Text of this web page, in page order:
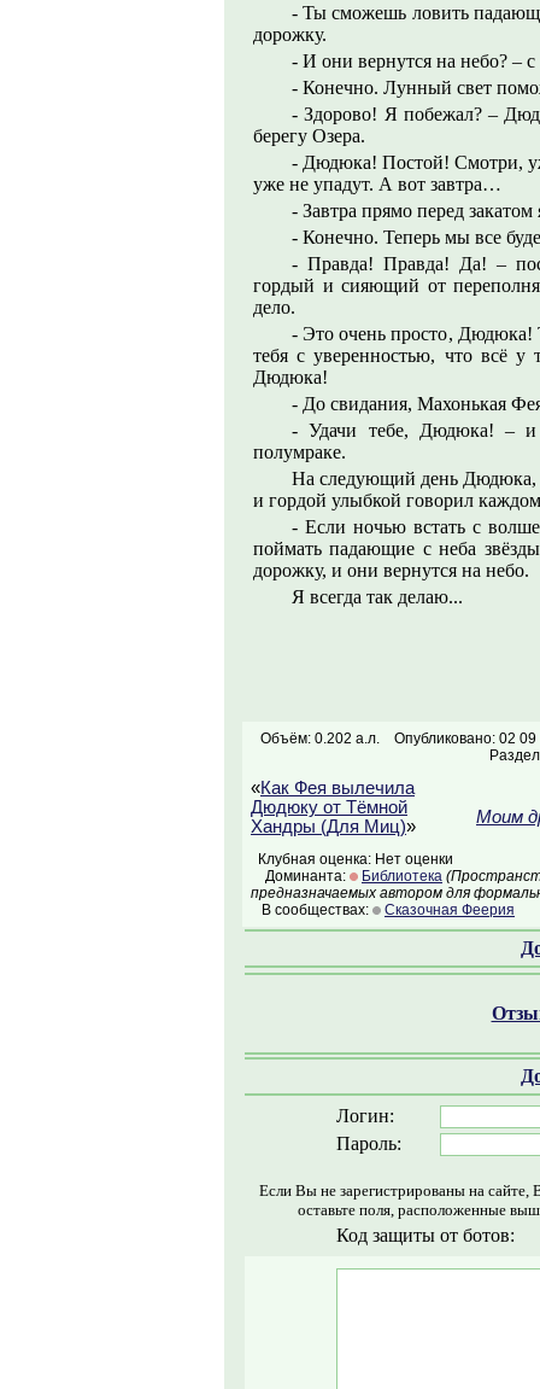
- Ты сможешь ловить
дорожку.
- И они вернутся на небо? –
- Конечно. Лунный свет
- Здорово! Я побежал? –
берегу Озера.
- Дюдюка! Постой! Смотри,
уже не упадут. А вот завтра…
- Завтра прямо перед закатом
- Конечно. Теперь мы все
- Правда! Правда! Да! –
гордый и сияющий от
дело.
- Это очень просто,
тебя с уверенностью, что всё у
Дюдюка!
- До свидания, Махонькая
- Удачи тебе, Дюдюка! – и
полумраке.
На следующий день Дюдюка,
и гордой улыбкой говорил
- Если ночью встать с
поймать падающие с неба
дорожку, и они вернутся на небо.
Я всегда так делаю...
Объём: 0.202 а.л.
Опубликовано: 02 09
«Как Фея вылечила
Дюдюку от Тёмной
Хандры (Для Миц)» Моим
Клубная оценка: Нет оценки
Доминанта:
Библиотека
предназначаемых автором для
В сообществах:
Сказочная Феерия
Логин:
Пароль:
Если Вы не зарегистрированы на
оставьте поля, расположенные
Код защиты от ботов: